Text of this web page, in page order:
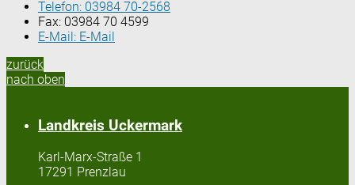
Telefon: 03984 70-2568
Fax: 03984 70 4599
E-Mail: E-Mail
zurück
nach oben
Landkreis Uckermark
Karl-Marx-Straße 1
17291 Prenzlau